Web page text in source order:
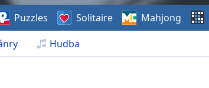
Hudba
Puzzles Solitaire Mahjong